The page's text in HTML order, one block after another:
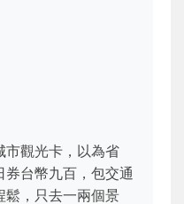
市觀光卡，以為省
台幣九百，包交通
鬆，只去一兩個景